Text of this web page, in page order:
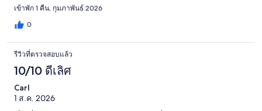
เข้าพัก 1 คืน, กุมภาพันธ์ 2026
0
รีวิวที่ตรวจสอบแล้ว
10/10 ดีเลิศ
Carl
1 ส.ค. 2026